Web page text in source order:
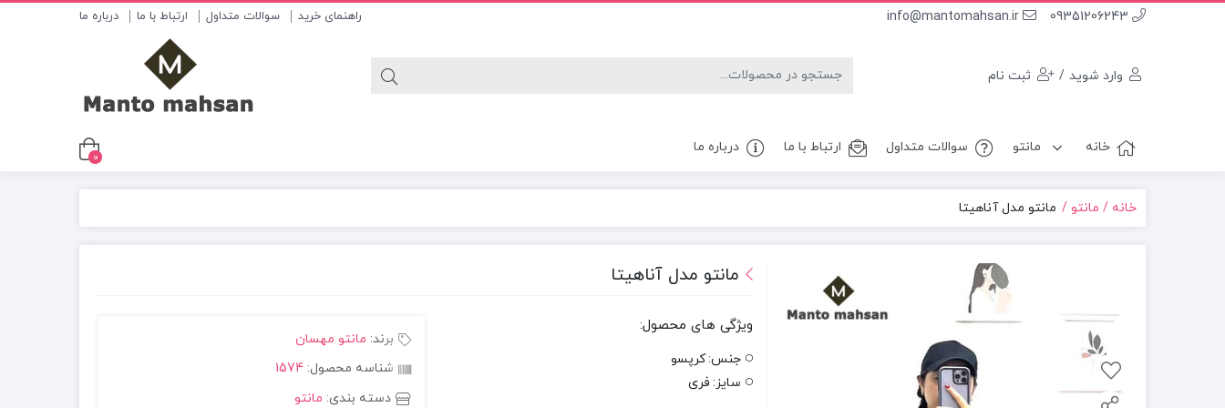
راهنمای خرید سوالات متداول ارتباط با ما درباره ما
وارد شوید / ثبت نام
خانه مانتو سوالات متداول ارتباط با ما درباره ما
0
خانه مانتو مانتو مدل آناهیتا
مانتو مدل آناهیتا
ویژگی های محصول:
جنس:کرپسو
سایز: فری
برند: مانتو مهسان
شناسه محصول: 1574
دسته بندی: مانتو